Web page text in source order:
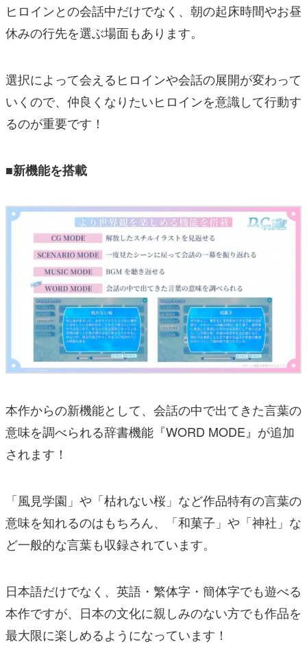
ヒロインとの会話中だけでなく、朝の起床時間やお昼
休みの行先を選ぶ場面もあります。
選択によって会えるヒロインや会話の展開が変わって
いくので、仲良くなりたいヒロインを意識して行動す
るのが重要です！
■新機能を搭載
本作からの新機能として、会話の中で出てきた言葉の
意味を調べられる辞書機能『WORD MODE』が追加
されます！
「風見学園」や「枯れない桜」など作品特有の言葉の
意味を知れるのはもちろん、「和菓子」や「神社」な
ど一般的な言葉も収録されています。
日本語だけでなく、英語・繁体字・簡体字でも遊べる
本作ですが、日本の文化に親しみのない方でも作品を
最大限に楽しめるようになっています！